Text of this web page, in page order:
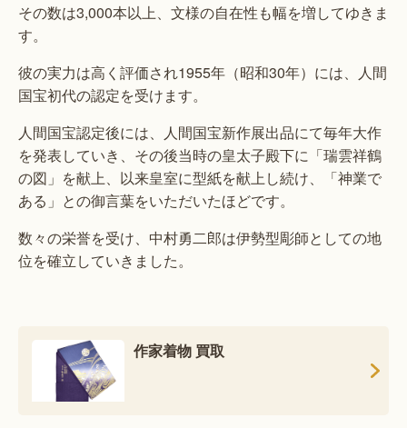
その数は3,000本以上、文様の自在性も幅を増してゆきま
す。
彼の実力は高く評価され1955年（昭和30年）には、人間
国宝初代の認定を受けます。
人間国宝認定後には、人間国宝新作展出品にて毎年大作
を発表していき、その後当時の皇太子殿下に「瑞雲祥鶴
の図」を献上、以来皇室に型紙を献上し続け、「神業で
ある」との御言葉をいただいたほどです。
数々の栄誉を受け、中村勇二郎は伊勢型彫師としての地
位を確立していきました。
作家着物 買取